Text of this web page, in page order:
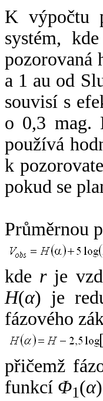
K výpočtu
systém, kde
pozorovaná
a 1 au od
souvisí s
o 0,3 mag.
používá
k
pokud se
Průměrnou
kde rje
H(α) je
fázového
přičemž
funkcí Φ1(α